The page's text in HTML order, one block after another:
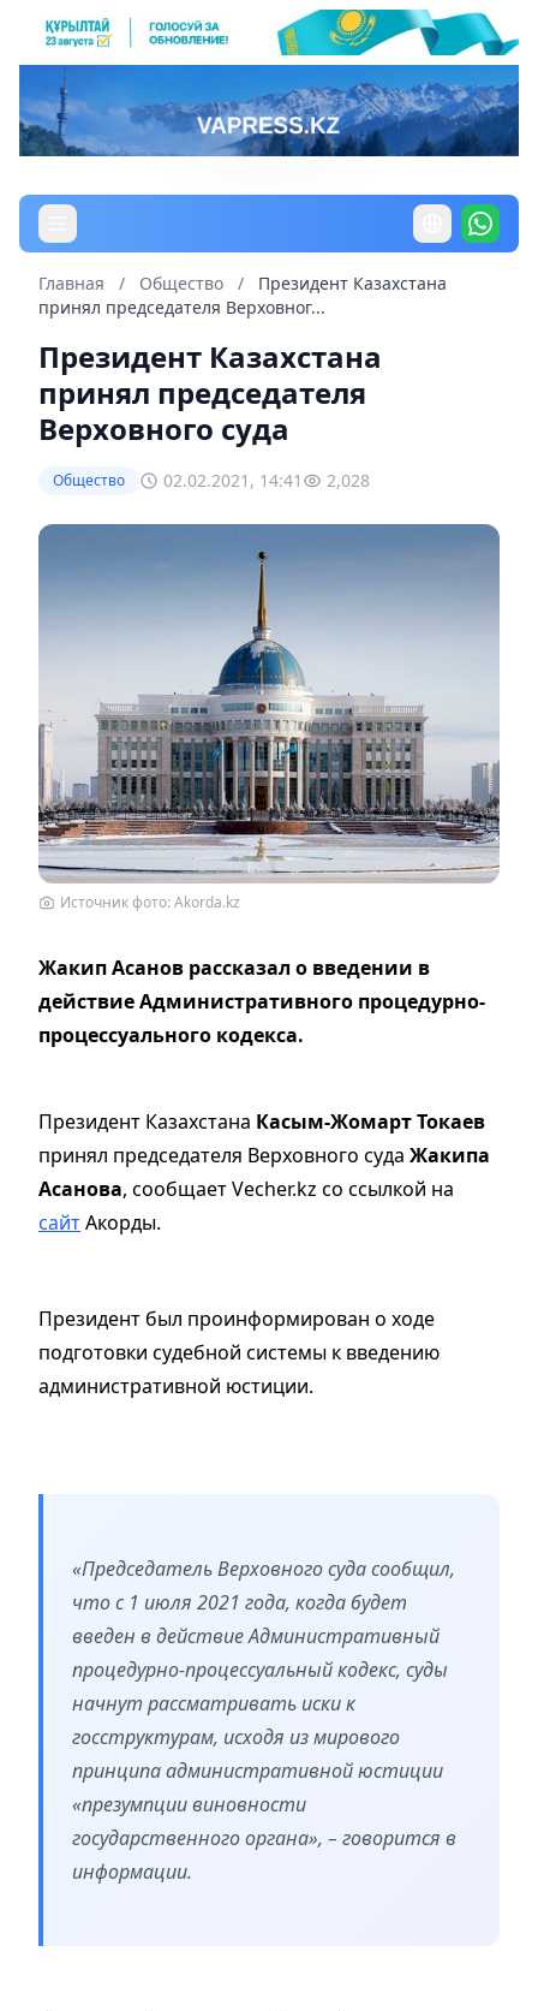
Главная / Общество /
Президент Казахстана
принял председателя Верховног...
Президент Казахстана
принял председателя
Верховного суда
Общество 02.02.2021, 14:41 2,028
Источник фото: Akorda.kz
Жакип Асанов рассказал о введении в
действие Административного процедурно-
процессуального кодекса.
Президент Казахстана Касым-Жомарт Токаев
принял председателя Верховного суда Жакипа
Асанова, сообщает Vecher.kz со ссылкой на
сайтАкорды.
Президент был проинформирован о ходе
подготовки судебной системы к введению
административной юстиции.
«Председатель Верховного суда сообщил,
что с 1 июля 2021 года, когда будет
введен в действие Административный
процедурно-процессуальный кодекс, суды
начнут рассматривать иски к
госструктурам, исходя из мирового
принципа административной юстиции
«презумпции виновности
государственного органа», – говорится в
информации.